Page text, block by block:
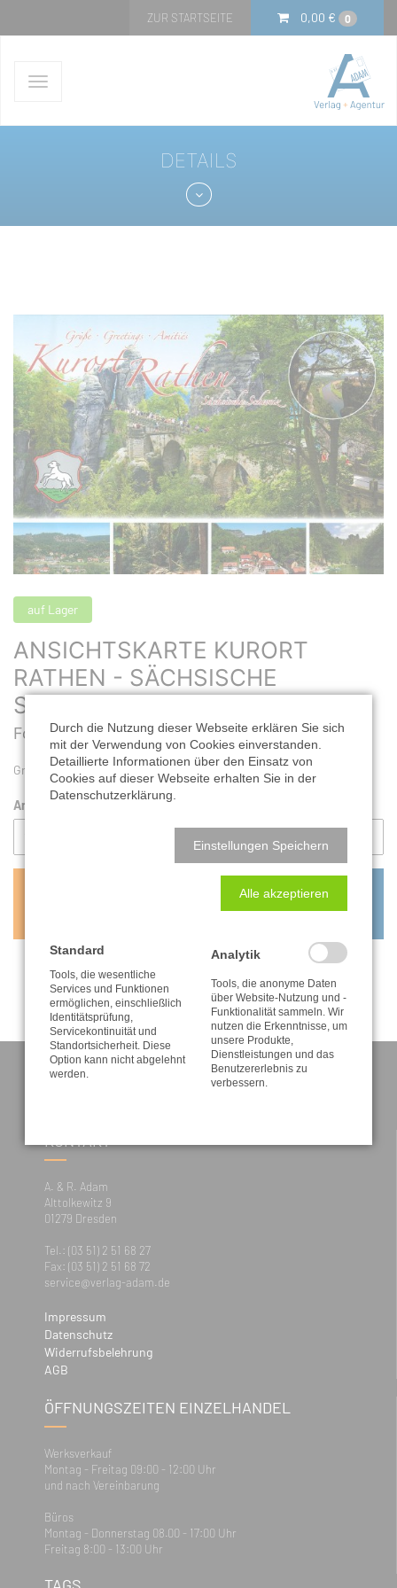
0,00 € 0
ZUR STARTSEITE
Navigation
DETAILS
auf Lager
ANSICHTSKARTE KURORT
RATHEN - SÄCHSISCHE
SCHWEIZ M/1295
Format: 16,2 x 11,2 cm | Best. Nr.: M/1295
Grüße aus Kurort Rathen - Sächsischen Schweiz, 6-teilig
Anzahl:
KONTAKT
A. & R. Adam
Alttolkewitz 9
01279 Dresden
Tel.: (03 51) 2 51 68 27
Fax: (03 51) 2 51 68 72
service@verlag-adam.de
Impressum
Datenschutz
Widerrufsbelehrung
AGB
ÖFFNUNGSZEITEN EINZELHANDEL
Werksverkauf
Montag - Freitag 09:00 - 12:00 Uhr
und nach Vereinbarung
Büros
Montag - Donnerstag 08.00 - 17:00 Uhr
Freitag 8:00 - 13:00 Uhr
TAGS
Durch die Nutzung dieser Webseite erklären Sie sich
mit der Verwendung von Cookies einverstanden.
Detaillierte Informationen über den Einsatz von
Cookies auf dieser Webseite erhalten Sie in der
Datenschutzerklärung.
Einstellungen Speichern
Alle akzeptieren
Standard
Tools, die wesentliche
Services und Funktionen
ermöglichen, einschließlich
Identitätsprüfung,
Servicekontinuität und
Standortsicherheit. Diese
Option kann nicht abgelehnt
werden.
Analytik
Tools, die anonyme Daten
über Website-Nutzung und -
Funktionalität sammeln. Wir
nutzen die Erkenntnisse, um
unsere Produkte,
Dienstleistungen und das
Benutzererlebnis zu
verbessern.